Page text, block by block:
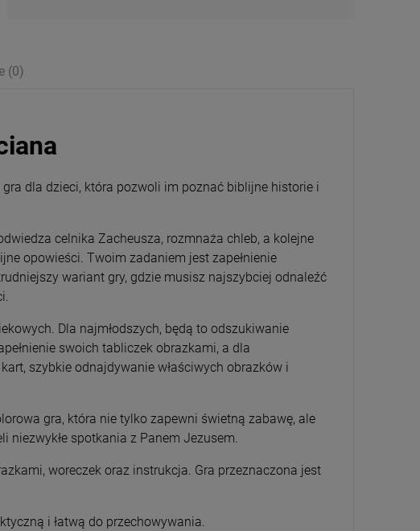
(0)
gra dla dzieci, która pozwoli im poznać biblijne historie i
celnika Zacheusza, rozmnaża chleb, a kolejne
opowieści. Twoim zadaniem jest zapełnienie
wariant gry, gdzie musisz najszybciej odnaleźć
Dla najmłodszych, będą to odszukiwanie
swoich tabliczek obrazkami, a dla
szybkie odnajdywanie właściwych obrazków i
gra, która nie tylko zapewni świetną zabawę, ale
niezwykłe spotkania z Panem Jezusem.
woreczek oraz instrukcja. Gra przeznaczona jest
i łatwą do przechowywania.